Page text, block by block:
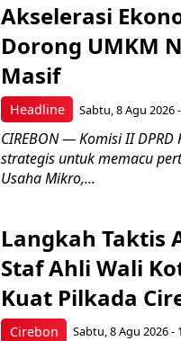
Headline
Akselerasi
Dorong UMKM
Masif
Sabtu, 8 Agu 2026
CIREBON — Komisi II
strategis untuk memacu
Usaha Mikro,...
Cirebon
Langkah Taktis
Staf Ahli Wali
Kuat Pilkada
Sabtu, 8 Agu 2026 -